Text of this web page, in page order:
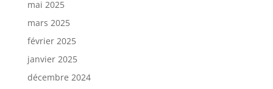
mai 2025
mars 2025
février 2025
janvier 2025
décembre 2024